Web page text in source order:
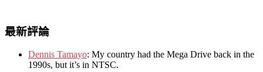
最新評論
Dennis Tamayo: My country had the Mega Drive back in the
1990s, but it’s in NTSC.